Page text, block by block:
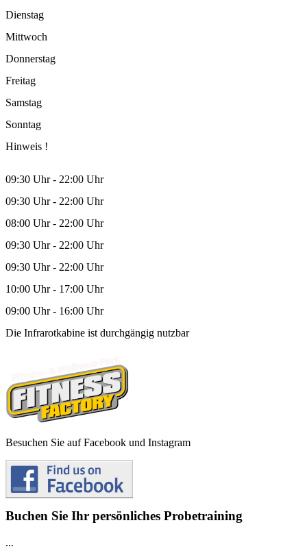
Dienstag
Mittwoch
Donnerstag
Freitag
Samstag
Sonntag
Hinweis !
09:30 Uhr - 22:00 Uhr
09:30 Uhr - 22:00 Uhr
08:00 Uhr - 22:00 Uhr
09:30 Uhr - 22:00 Uhr
09:30 Uhr - 22:00 Uhr
10:00 Uhr - 17:00 Uhr
09:00 Uhr - 16:00 Uhr
Die Infrarotkabine ist durchgängig nutzbar
Besuchen Sie auf Facebook und Instagram
Buchen Sie Ihr persönliches Probetraining
...